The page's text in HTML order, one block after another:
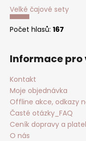
Velké čajové sety
Počet hlasů: 167
Informace pro
Kontakt
Moje objednávka
Offline akce, odkazy
Časté otázky_FAQ
Ceník dopravy a
O nás